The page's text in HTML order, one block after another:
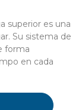
superior es una
Su sistema de
forma
en cada